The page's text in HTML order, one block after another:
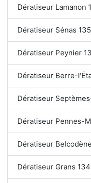
Dératiseur Lamanon
Dératiseur Sénas
Dératiseur Peynier
Dératiseur Berre-
Dératiseur
Dératiseur Pennes-
Dératiseur
Dératiseur Grans